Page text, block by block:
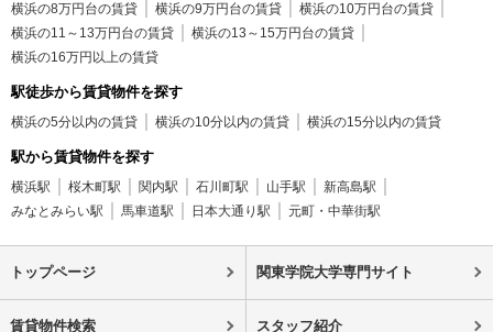
横浜の8万円台の賃貸
横浜の9万円台の賃貸
横浜の10万円台の賃貸
横浜の11～13万円台の賃貸
横浜の13～15万円台の賃貸
横浜の16万円以上の賃貸
駅徒歩から賃貸物件を探す
横浜の5分以内の賃貸 横浜の10分以内の賃貸 横浜の15分以内の賃貸
駅から賃貸物件を探す
横浜駅 桜木町駅 関内駅 石川町駅 山手駅
新高島駅
みなとみらい駅
馬車道駅 日本大通り駅 元町・中華街駅
トップページ 関東学院大学専門サイト
賃貸物件検索 スタッフ紹介